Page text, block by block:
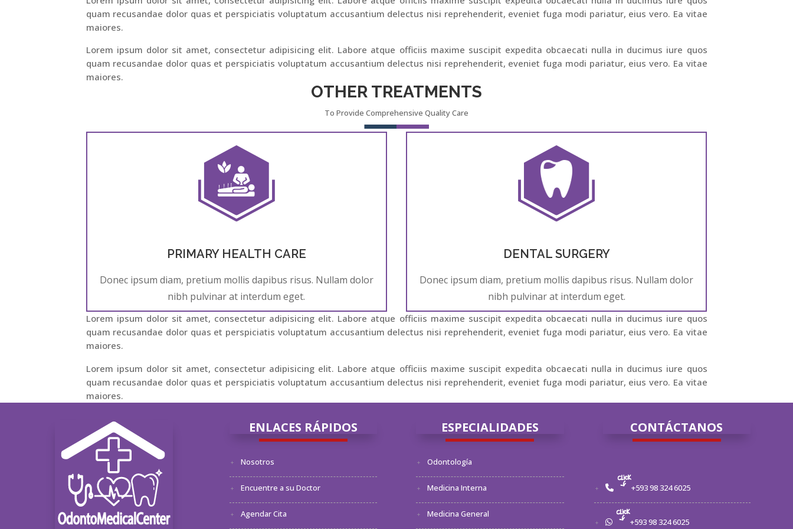
quam recusandae dolor quas et perspiciatis voluptatum accusantium delectus nisi reprehenderit, eveniet fuga modi pariatur, eius vero. Ea vitae
maiores.
Lorem ipsum dolor sit amet, consectetur adipisicing elit. Labore atque officiis maxime suscipit expedita obcaecati nulla in ducimus iure quos
quam recusandae dolor quas et perspiciatis voluptatum accusantium delectus nisi reprehenderit, eveniet fuga modi pariatur, eius vero. Ea vitae
maiores.
OTHER TREATMENTS
To Provide Comprehensive Quality Care
PRIMARY HEALTH CARE
Donec ipsum diam, pretium mollis dapibus risus. Nullam dolor
nibh pulvinar at interdum eget.
DENTAL SURGERY
Donec ipsum diam, pretium mollis dapibus risus. Nullam dolor
nibh pulvinar at interdum eget.
Lorem ipsum dolor sit amet, consectetur adipisicing elit. Labore atque officiis maxime suscipit expedita obcaecati nulla in ducimus iure quos
quam recusandae dolor quas et perspiciatis voluptatum accusantium delectus nisi reprehenderit, eveniet fuga modi pariatur, eius vero. Ea vitae
maiores.
Lorem ipsum dolor sit amet, consectetur adipisicing elit. Labore atque officiis maxime suscipit expedita obcaecati nulla in ducimus iure quos
quam recusandae dolor quas et perspiciatis voluptatum accusantium delectus nisi reprehenderit, eveniet fuga modi pariatur, eius vero. Ea vitae
maiores.
ENLACES RÁPIDOS
Nosotros
Encuentre a su Doctor
Agendar Cita
ESPECIALIDADES
Odontología
Medicina Interna
Medicina General
CONTÁCTANOS
+593 98 324 6025
+593 98 324 6025